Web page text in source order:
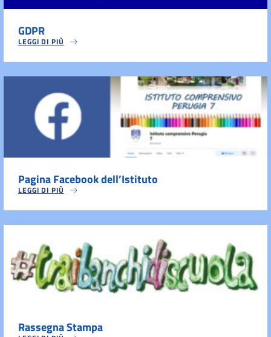
GDPR
LEGGI DI PIÙ
Pagina Facebook dell’Istituto
LEGGI DI PIÙ
Rassegna Stampa